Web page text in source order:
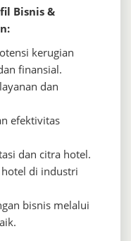
Bisnis &
kerugian
finansial.
dan
efektivitas
dan citra hotel.
di industri
bisnis melalui